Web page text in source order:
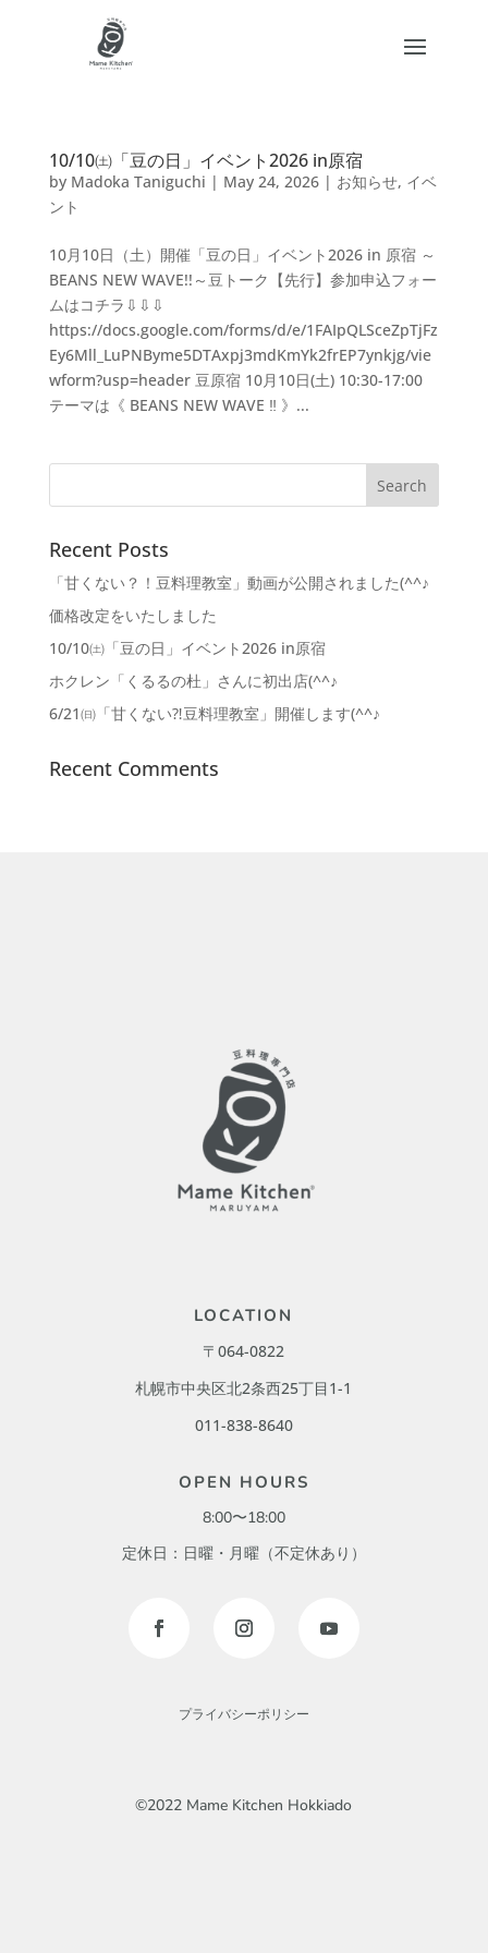
10/10㈯「豆の日」イベント2026 in原宿
by Madoka Taniguchi | May 24, 2026| お知らせ, イベ
ント
10月10日（土）開催「豆の日」イベント2026 in 原宿 ～
BEANS NEW WAVE!!～豆トーク【先行】参加申込フォー
ムはコチラ⇩⇩⇩
https://docs.google.com/forms/d/e/1FAIpQLSceZpTjFz
Ey6Mll_LuPNByme5DTAxpj3mdKmYk2frEP7ynkjg/vie
wform?usp=header 豆原宿 10月10日(土) 10:30-17:00
テーマは《 BEANS NEW WAVE ‼︎ 》...
Recent Posts
「甘くない？！豆料理教室」動画が公開されました(^^♪
価格改定をいたしました
10/10㈯「豆の日」イベント2026 in原宿
ホクレン「くるるの杜」さんに初出店(^^♪
6/21㈰「甘くない⁈豆料理教室」開催します(^^♪
Recent Comments
LOCATION
〒064-0822
札幌市中央区北2条西25丁目1-1
011-838-8640
OPEN HOURS
8:00〜18:00
定休日：日曜・月曜（不定休あり）
プライバシーポリシー
©2022 Mame Kitchen Hokkiado